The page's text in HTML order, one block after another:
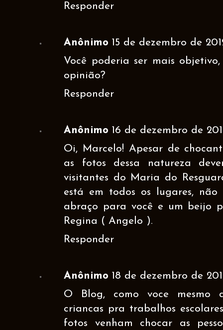
Responder
Anônimo 15 de dezembro de
Você poderia ser mais
opinião?
Responder
Anônimo 16 de dezembro de
Oi, Marcelo! Apesar de
as fotos dessa natureza
visitantes do Maria do
está em todos os lugares,
abraço para você e um beijo
Regina ( Angelo ).
Responder
Anônimo 18 de dezembro de
O Blog, como voce mesmo
criancas pra trabalhos
fotos venham chocar as